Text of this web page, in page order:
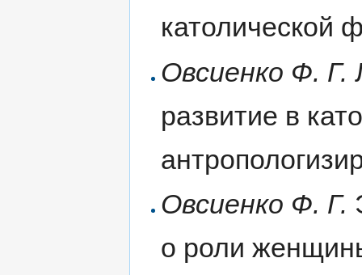
католической
Овсиенко Ф. Г.
развитие в
Овсиенко Ф. Г.
о роли